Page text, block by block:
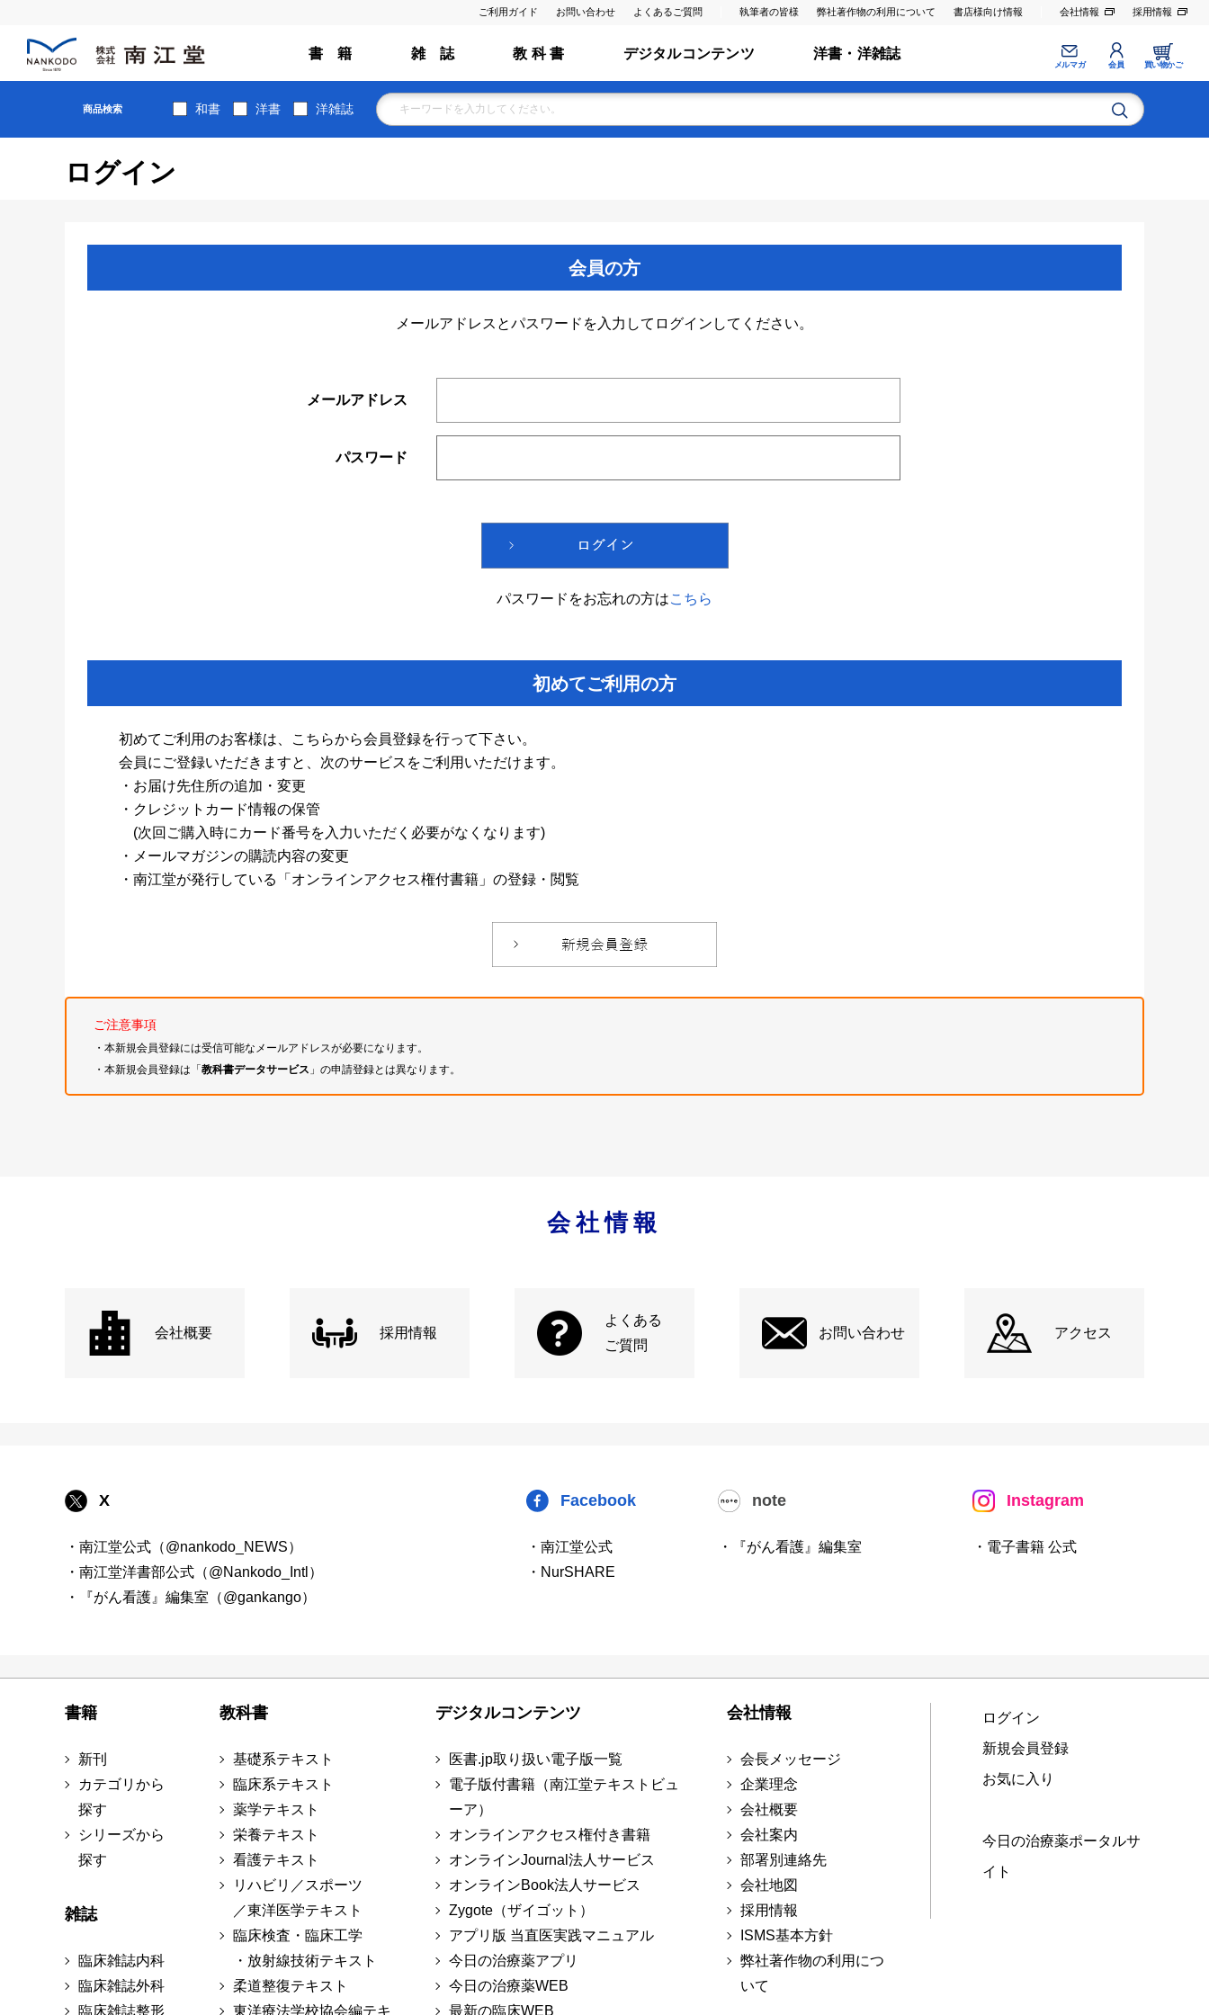
ご利用ガイド お問い合わせ よくあるご質問 執筆者の皆様 弊社著作物の利用について 書店様向け情報 会社情報 採用情報
書 籍 雑 誌 教 科 書 デジタルコンテンツ 洋書・洋雑誌
メルマガ 会員 買い物かご
商品検索 和書 洋書 洋雑誌
ログイン
会員の方
メールアドレスとパスワードを入力してログインしてください。
メールアドレス
パスワード
パスワードをお忘れの方はこちら
初めてご利用の方
初めてご利用のお客様は、こちらから会員登録を行って下さい。
会員にご登録いただきますと、次のサービスをご利用いただけます。
・お届け先住所の追加・変更
・クレジットカード情報の保管
(次回ご購入時にカード番号を入力いただく必要がなくなります)
・メールマガジンの購読内容の変更
・南江堂が発行している「オンラインアクセス権付書籍」の登録・閲覧
ご注意事項
・本新規会員登録には受信可能なメールアドレスが必要になります。
・本新規会員登録は「教科書データサービス 」の申請登録とは異なります。
会社情報
会社概要 採用情報
よくある
ご質問
お問い合わせ アクセス
X
・南江堂公式（@nankodo_NEWS）
・南江堂洋書部公式（@Nankodo_Intl）
・『がん看護』編集室（@gankango）
Facebook
・南江堂公式
・NurSHARE
note
・『がん看護』編集室
Instagram
・電子書籍 公式
書籍
新刊
カテゴリから
探す
シリーズから
探す
雑誌
臨床雑誌内科
臨床雑誌外科
臨床雑誌整形
教科書
基礎系テキスト
臨床系テキスト
薬学テキスト
栄養テキスト
看護テキスト
リハビリ／スポーツ
／東洋医学テキスト
臨床検査・臨床工学
・放射線技術テキスト
柔道整復テキスト
東洋療法学校協会編テキ
デジタルコンテンツ
医書.jp取り扱い電子版一覧
電子版付書籍（南江堂テキストビュ
ーア）
オンラインアクセス権付き書籍
オンラインJournal法人サービス
オンラインBook法人サービス
Zygote（ザイゴット）
アプリ版 当直医実践マニュアル
今日の治療薬アプリ
今日の治療薬WEB
最新の臨床WEB
会社情報
会長メッセージ
企業理念
会社概要
会社案内
部署別連絡先
会社地図
採用情報
ISMS基本方針
弊社著作物の利用につ
いて
ログイン
新規会員登録
お気に入り
今日の治療薬ポータルサ
イト